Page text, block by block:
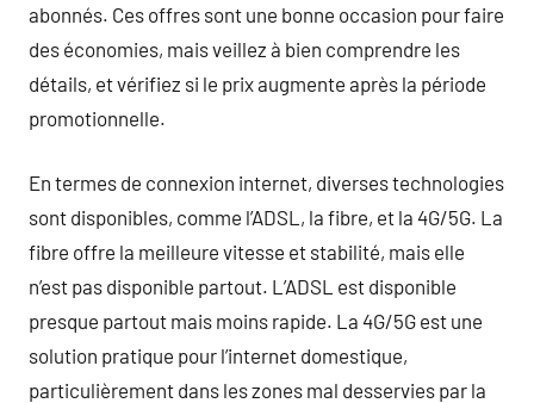
abonnés. Ces offres sont une bonne occasion pour faire
des économies, mais veillez à bien comprendre les
détails, et vérifiez si le prix augmente après la période
promotionnelle.
En termes de connexion internet, diverses technologies
sont disponibles, comme l’ADSL, la fibre, et la 4G/5G. La
fibre offre la meilleure vitesse et stabilité, mais elle
n’est pas disponible partout. L’ADSL est disponible
presque partout mais moins rapide. La 4G/5G est une
solution pratique pour l’internet domestique,
particulièrement dans les zones mal desservies par la